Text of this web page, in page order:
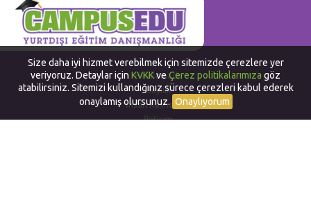
Hakkımızda
Bayilik
İnsan Kaynakları
İletişim
Size daha iyi hizmet verebilmek için sitemizde çerezlere yer
veriyoruz. Detaylar için KVKKveÇerez politikalarımıza göz
atabilirsiniz. Sitemizi kullandığınız sürece çerezleri kabul ederek
onaylamış olursunuz. Onaylıyorum